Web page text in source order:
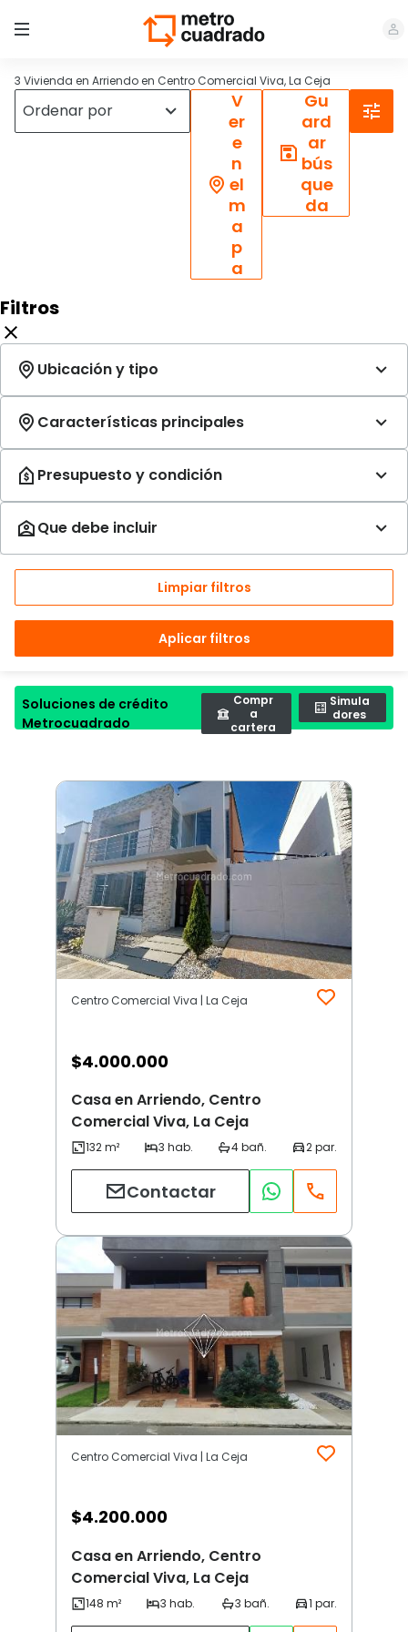
3 Vivienda en Arriendo en Centro Comercial Viva, La Ceja
V
er
e
n
el
m
a
p
a
Gu
ard
ar
bús
que
da
Filtros
Limpiar filtros
Aplicar filtros
Soluciones de crédito
Metrocuadrado
Compr
a
cartera
Simula
dores
Centro Comercial Viva | La Ceja
$4.000.000
Casa en Arriendo, Centro
Comercial Viva, La Ceja
Contactar
Centro Comercial Viva | La Ceja
$4.200.000
Casa en Arriendo, Centro
Comercial Viva, La Ceja